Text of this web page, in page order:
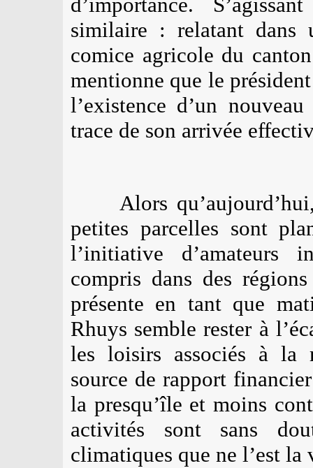
similaire : relatant dans
comice agricole du
mentionne que le
l’existence d’un
trace de son arrivée
Alors
petites parcelles sont
l’initiative d’amateurs
compris dans des
présente en tant que
Rhuys semble rester à
les loisirs associés à la
source de rapport
la presqu’île et moins
activités sont sans
climatiques que ne l’est la